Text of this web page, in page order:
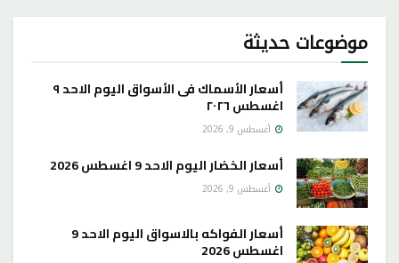
موضوعات حديثة
أسعار الأسماك فى الأسواق اليوم الاحد ٩
اغسطس ٢٠٢٦
أغسطس 9, 2026
أسعار الخضار اليوم الاحد 9 اغسطس 2026
أغسطس 9, 2026
أسعار الفواكه بالاسواق اليوم الاحد 9
اغسطس 2026